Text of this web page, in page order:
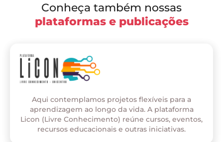
Conheça também nossas
plataformas e publicações
Aqui contemplamos projetos flexíveis para a
aprendizagem ao longo da vida. A plataforma
Licon (Livre Conhecimento) reúne cursos, eventos,
recursos educacionais e outras iniciativas.